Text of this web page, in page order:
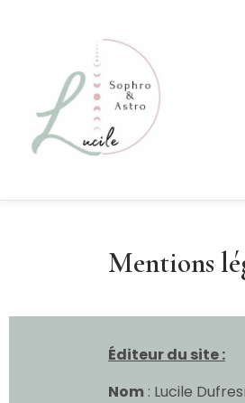
Mentions
Éditeur du site :
Nom : Lucile